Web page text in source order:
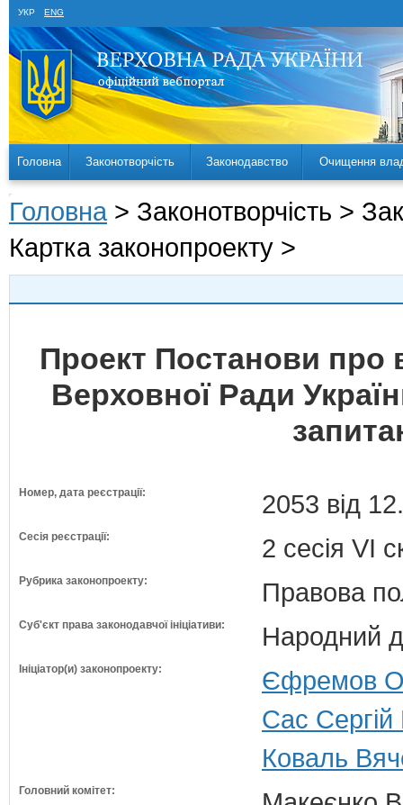
УКР ENG
Головна Законотворчість Законодавство Очищення
Головна > Законотворчість >
Картка законопроекту >
Проект Постанови про
Верховної Ради
Номер, дата реєстрації: 2053 від
Сесія реєстрації: 2 сесія VI
Рубрика законопроекту: Правова
Суб'єкт права законодавчої ініціативи: Народний
Ініціатор(и) законопроекту:
Єфремов
Сас
Коваль
Головний комітет: